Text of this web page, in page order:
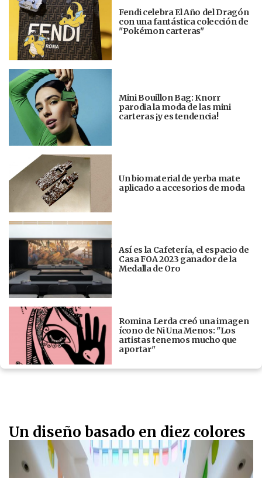
Fendi celebra El Año del Dragón
con una fantástica colección de
"Pokémon carteras"
Mini Bouillon Bag: Knorr
parodia la moda de las mini
carteras ¡y es tendencia!
Un biomaterial de yerba mate
aplicado a accesorios de moda
Así es la Cafetería, el espacio de
Casa FOA 2023 ganador de la
Medalla de Oro
Romina Lerda creó una imagen
ícono de Ni Una Menos: "Los
artistas tenemos mucho que
aportar"
Un diseño basado en diez colores